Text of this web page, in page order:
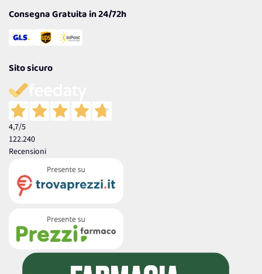
Consegna Gratuita in 24/72h
Sito sicuro
4,7/5
122.240
Recensioni